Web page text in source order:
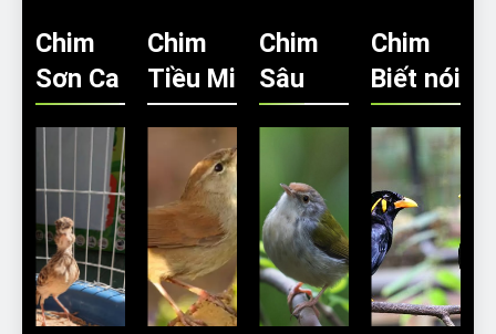
Chim
Sơn Ca
Chim
Tiều Mi
Chim
Sâu
Chim
Biết nói